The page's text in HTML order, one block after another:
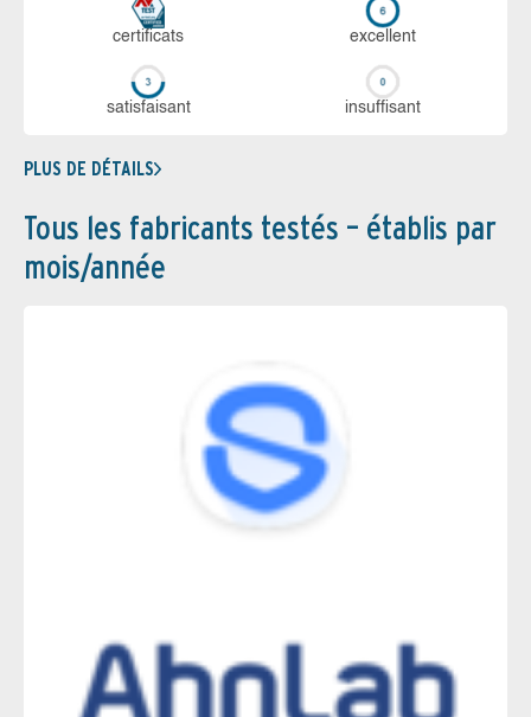
certi­ficats ex­cellent
sa­tis­fai­sant in­suf­fi­sant
PLUS DE DÉTAILS
Tous les fabricants testés – établis par
mois/année